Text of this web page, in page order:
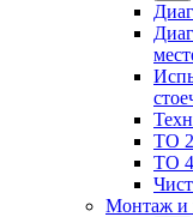
ТО
ТО
Монтаж и